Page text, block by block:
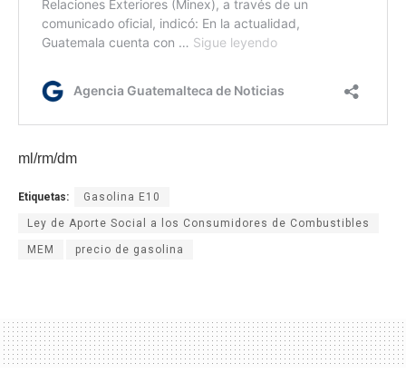
ml/rm/dm
Etiquetas: Gasolina E10
Ley de Aporte Social a los Consumidores de Combustibles
MEM precio de gasolina